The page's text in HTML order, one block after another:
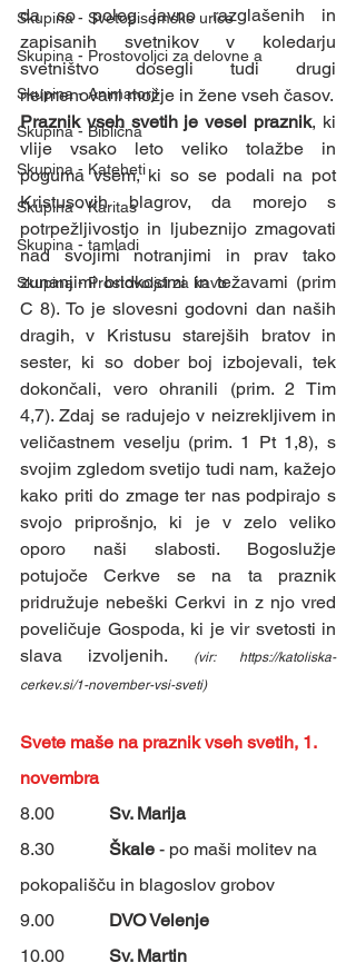
Skupina - Svetopisemske urice
Skupina - Prostovoljci za delovne a
Skupina - Animatorji
Skupina - Biblična
Skupina - Kateheti
Skupina - Karitas
Skupina - tamladi
Skupina - Prostovoljci za kavo
da so poleg javno razglašenih in
zapisanih svetnikov v koledarju
svetništvo dosegli tudi drugi
neimenovani možje in žene vseh časov.
Praznik vseh svetih je vesel praznik, ki
vlije vsako leto veliko tolažbe in
poguma vsem, ki so se podali na pot
Kristusovih blagrov, da morejo s
potrpežljivostjo in ljubeznijo zmagovati
nad svojimi notranjimi in prav tako
zunanjimi bridkostmi in težavami (prim
C 8). To je slovesni godovni dan naših
dragih, v Kristusu starejših bratov in
sester, ki so dober boj izbojevali, tek
dokončali, vero ohranili (prim. 2 Tim
4,7). Zdaj se radujejo v neizrekljivem in
veličastnem veselju (prim. 1 Pt 1,8), s
svojim zgledom svetijo tudi nam, kažejo
kako priti do zmage ter nas podpirajo s
svojo priprošnjo, ki je v zelo veliko
oporo naši slabosti. Bogoslužje
potujoče Cerkve se na ta praznik
pridružuje nebeški Cerkvi in z njo vred
poveličuje Gospoda, ki je vir svetosti in
slava izvoljenih.
(vir: https://katoliska-
cerkev.si/1-november-vsi-sveti)
Svete maše na praznik vseh svetih, 1.
novembra
Sv. Marija
Škale - po maši molitev na
pokopališču in blagoslov grobov
DVO Velenje
Sv. Martin